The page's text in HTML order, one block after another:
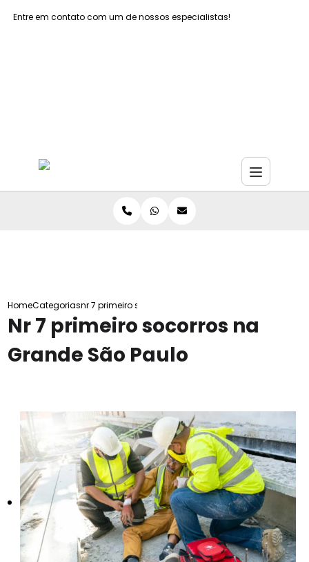
Entre em contato com um de nossos especialistas!
HomeCategoriasnr 7 primeiro socorros grande sao paulo
Nr 7 primeiro socorros na
Grande São Paulo